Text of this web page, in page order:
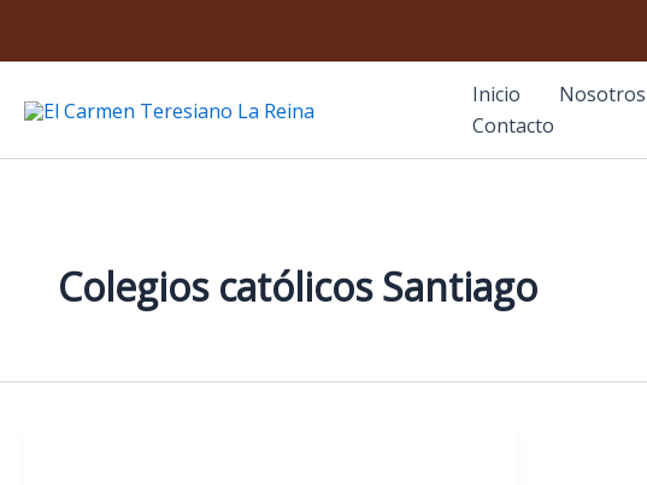
Inicio Nosotros
Contacto
Colegios católicos Santiago